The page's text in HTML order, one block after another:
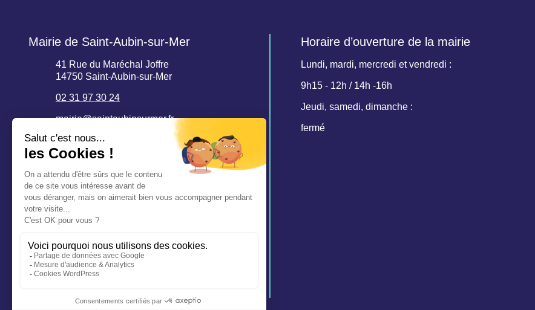
Mairie de Saint-Aubin-sur-Mer
41 Rue du Maréchal Joffre
14750 Saint-Aubin-sur-Mer
02 31 97 30 24
mairie@saintaubinsurmer.fr
Horaire d’ouverture de la mairie
Lundi, mardi, mercredi et vendredi :
9h15 - 12h / 14h -16h
Jeudi, samedi, dimanche :
fermé